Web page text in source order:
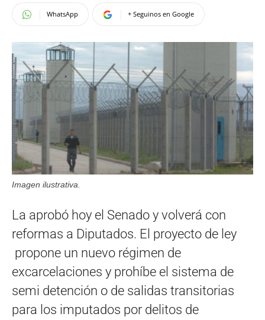
WhatsApp + Seguinos en Google
Imagen ilustrativa.
La aprobó hoy el Senado y volverá con
reformas a Diputados. El proyecto de ley
propone un nuevo régimen de
excarcelaciones y prohíbe el sistema de
semi detención o de salidas transitorias
para los imputados por delitos de